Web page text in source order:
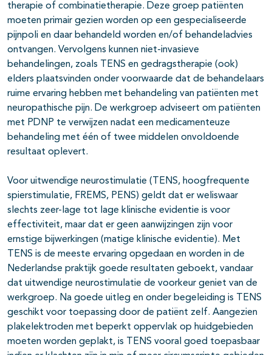
therapie of combinatietherapie. Deze groep patiënten
moeten primair gezien worden op een gespecialiseerde
pijnpoli en daar behandeld worden en/of behandeladvies
ontvangen. Vervolgens kunnen niet-invasieve
behandelingen, zoals TENS en gedragstherapie (ook)
elders plaatsvinden onder voorwaarde dat de behandelaars
ruime ervaring hebben met behandeling van patiënten met
neuropathische pijn. De werkgroep adviseert om patiënten
met PDNP te verwijzen nadat een medicamenteuze
behandeling met één of twee middelen onvoldoende
resultaat oplevert.
Voor uitwendige neurostimulatie (TENS, hoogfrequente
spierstimulatie, FREMS, PENS) geldt dat er weliswaar
slechts zeer-lage tot lage klinische evidentie is voor
effectiviteit, maar dat er geen aanwijzingen zijn voor
ernstige bijwerkingen (matige klinische evidentie). Met
TENS is de meeste ervaring opgedaan en worden in de
Nederlandse praktijk goede resultaten geboekt, vandaar
dat uitwendige neurostimulatie de voorkeur geniet van de
werkgroep. Na goede uitleg en onder begeleiding is TENS
geschikt voor toepassing door de patiënt zelf. Aangezien
plakelektroden met beperkt oppervlak op huidgebieden
moeten worden geplakt, is TENS vooral goed toepasbaar